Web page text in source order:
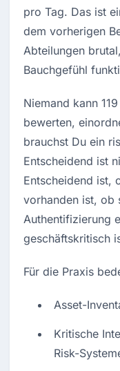
pro Tag. Das ist
dem vorherigen
Abteilungen
Bauchgefühl
Niemand kann
bewerten,
brauchst Du ein
Entscheidend ist
Entscheidend ist,
vorhanden ist, ob
Authentifizierung
geschäftskritisch
Für die Praxis
Asset-
Kritische
Risk-